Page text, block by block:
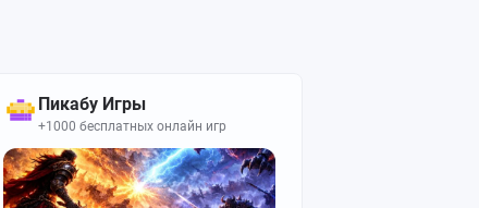
Пикабу Игры
+1000 бесплатных онлайн игр